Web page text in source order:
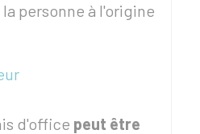
personne à l'origine
d'office peut être